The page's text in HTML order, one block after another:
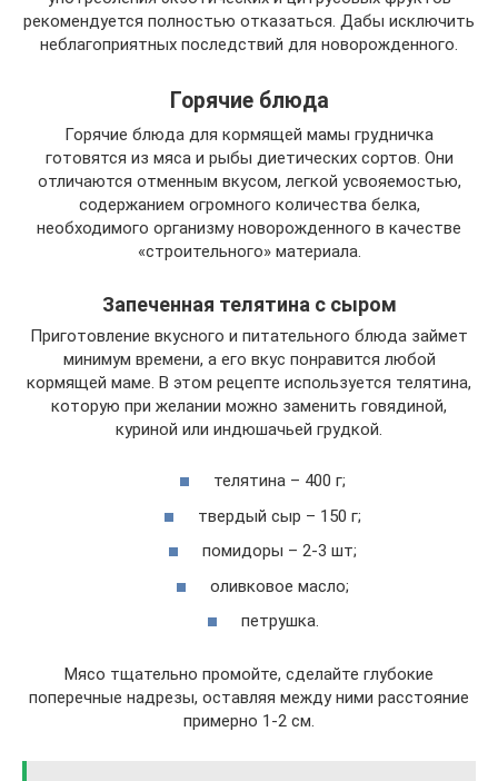
рекомендуется полностью отказаться. Дабы исключить
неблагоприятных последствий для новорожденного.
Горячие блюда
Горячие блюда для кормящей мамы грудничка
готовятся из мяса и рыбы диетических сортов. Они
отличаются отменным вкусом, легкой усвояемостью,
содержанием огромного количества белка,
необходимого организму новорожденного в качестве
«строительного» материала.
Запеченная телятина с сыром
Приготовление вкусного и питательного блюда займет
минимум времени, а его вкус понравится любой
кормящей маме. В этом рецепте используется телятина,
которую при желании можно заменить говядиной,
куриной или индюшачьей грудкой.
телятина – 400 г;
твердый сыр – 150 г;
помидоры – 2-3 шт;
оливковое масло;
петрушка.
Мясо тщательно промойте, сделайте глубокие
поперечные надрезы, оставляя между ними расстояние
примерно 1-2 см.